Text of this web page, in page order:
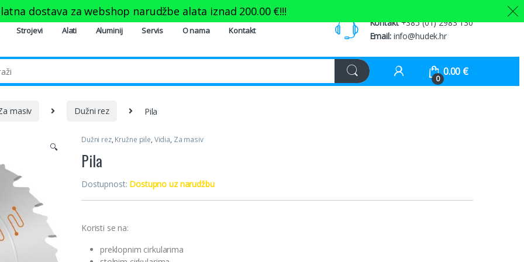
Strojevi Alati Aluminij Servis O nama Kontakt
Kontakt+385 (01) 2983 130
Email:info@hudek.hr
0
0.00 €
masiv Dužni rez Pila
🔍
Dužni rez, Kružne pile, Vidia, Za masiv
Pila
Dostupnost: Dostupno uz narudžbu
Koristi se na:
preklopnim cirkularima
dostava za webshop narudžbe alata iznad 200.00 €!!!